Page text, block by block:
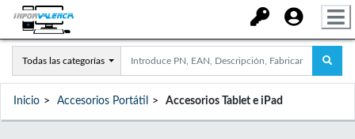
Todas las categorías
Inicio Accesorios Portátil Accesorios Tablet e iPad